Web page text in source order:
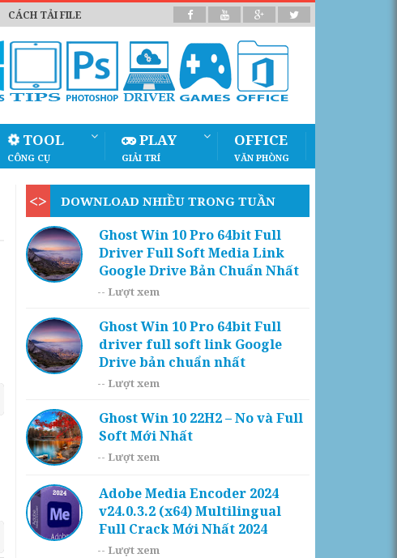
CÁCH TẢI FILE
TOOL
CÔNG CỤ
PLAY
GIẢI TRÍ
OFFICE
VĂN PHÒNG
DOWNLOAD NHIỀU TRONG TUẦN
Ghost Win 10 Pro 64bit Full
Driver Full Soft Media Link
Google Drive Bản Chuẩn Nhất
-- Lượt xem
Ghost Win 10 Pro 64bit Full
driver full soft link Google
Drive bản chuẩn nhất
-- Lượt xem
Ghost Win 10 22H2 – No và Full
Soft Mới Nhất
-- Lượt xem
Adobe Media Encoder 2024
v24.0.3.2 (x64) Multilingual
Full Crack Mới Nhất 2024
-- Lượt xem